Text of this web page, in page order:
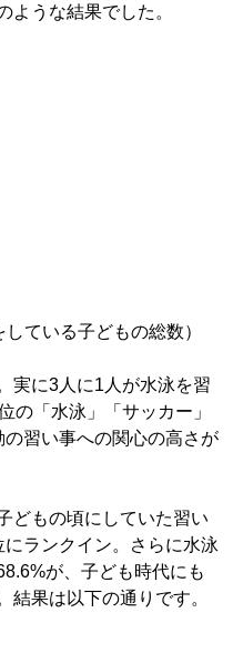
ような結果でした。
ている子どもの総数）
実に3人に1人が水泳を習
の「水泳」「サッカー」
習い事への関心の高さが
どもの頃にしていた習い
ランクイン。さらに水泳
が、子ども時代にも
結果は以下の通りです。